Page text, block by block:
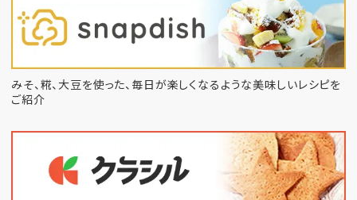
みそ、糀、大豆を使った、毎日が楽しくなるような美味しいレシピを
ご紹介